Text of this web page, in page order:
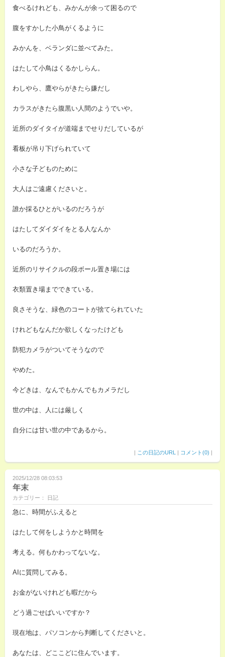
食べるけれども、みかんが余って困るので
腹をすかした小鳥がくるように
みかんを、ベランダに並べてみた。
はたして小鳥はくるかしらん。
わしやら、鷹やらがきたら嫌だし
カラスがきたら腹黒い人間のようでいや。
近所のダイタイが道端までせりだしているが
看板が吊り下げられていて
小さな子どものために
大人はご遠慮くださいと。
誰か採るひとがいるのだろうが
はたしてダイダイをとる人なんか
いるのだろうか。
近所のリサイクルの段ボール置き場には
衣類置き場までできている。
良さそうな、緑色のコートが捨てられていた
けれどもなんだか欲しくなったけども
防犯カメラがついてそうなので
やめた。
今どきは、なんでもかんでもカメラだし
世の中は、人には厳しく
自分には甘い世の中であるから。
| この日記のURL | コメント(0) |
2025/12/28 08:03:53
年末
カテゴリー： 日記
急に、時間がふえると
はたして何をしようかと時間を
考える。何もかわってないな。
AIに質問してみる。
お金がないけれども暇だから
どう過ごせばいいですか？
現在地は、パソコンから判断してくださいと。
あなたは、どここどに住んでいます。